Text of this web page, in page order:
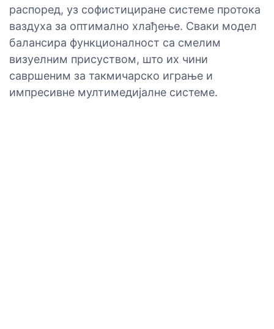
распоред, уз софистициране системе протока
ваздуха за оптимално хлађење. Сваки модел
балансира функционалност са смелим
визуелним присуством, што их чини
савршеним за такмичарско играње и
импресивне мултимедијалне системе.